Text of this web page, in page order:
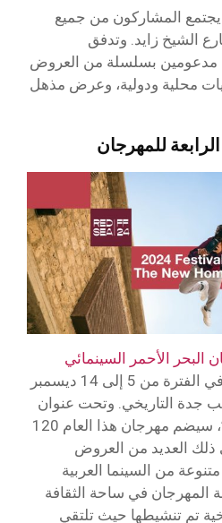
المشاركون من جميع
الشيخ زايد. وتدفق
مدعومين بسلسلة من العروض
محلية ودولية، وعرض مذهل
للمهرجان
البحر الأحمر السينمائي
الدولي في دورته الرابعة في الفترة من 5 إلى 14 ديسمبر
قلب جدة التاريخي. وتحت عنوان
“الموطن الجديد للسينما”، سيضم مهرجان هذا العام 120
بما في ذلك العديد من العروض
من السينما العربية
المهرجان في ساحة الثقافة
تم تنشيطها حيث تلتقي